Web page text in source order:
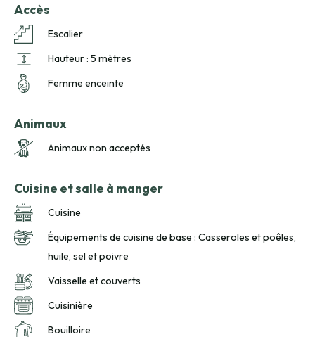
Accès
Escalier
Hauteur : 5 mètres
Femme enceinte
Animaux
Animaux non acceptés
Cuisine et salle à manger
Cuisine
Équipements de cuisine de base : Casseroles et poêles,
huile, sel et poivre
Vaisselle et couverts
Cuisinière
Bouilloire